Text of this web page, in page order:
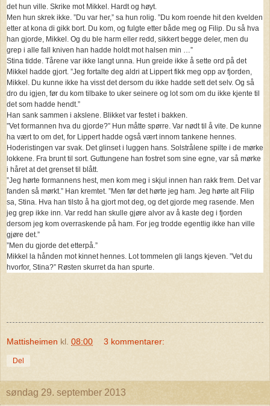
det hun ville. Skrike mot Mikkel. Hardt og høyt.
Men hun skrek ikke. ”Du var her,” sa hun rolig. ”Du kom roende hit den kvelden
etter at kona di gikk bort. Du kom, og fulgte etter både meg og Filip. Du så hva
han gjorde, Mikkel. Og du ble harm eller redd, sikkert begge deler, men du
grep i alle fall kniven han hadde holdt mot halsen min …”
Stina tidde. Tårene var ikke langt unna. Hun greide ikke å sette ord på det
Mikkel hadde gjort. ”Jeg fortalte deg aldri at Lippert fikk meg opp av fjorden,
Mikkel. Du kunne ikke ha visst det dersom du ikke hadde sett det selv. Og så
dro du igjen, før du kom tilbake to uker seinere og lot som om du ikke kjente til
det som hadde hendt.”
Han sank sammen i akslene. Blikket var festet i bakken.
”Vet formannen hva du gjorde?” Hun måtte spørre. Var nødt til å vite. De kunne
ha vært to om det, for Lippert hadde også vært innom tankene hennes.
Hoderistingen var svak. Det glinset i luggen hans. Solstrålene spilte i de mørke
lokkene. Fra brunt til sort. Guttungene han fostret som sine egne, var så mørke
i håret at det grenset til blått.
”Jeg hørte formannens hest, men kom meg i skjul innen han rakk frem. Det var
fanden så mørkt.” Han kremtet. ”Men før det hørte jeg ham. Jeg hørte alt Filip
sa, Stina. Hva han tilsto å ha gjort mot deg, og det gjorde meg rasende. Men
jeg grep ikke inn. Var redd han skulle gjøre alvor av å kaste deg i fjorden
dersom jeg kom overraskende på ham. For jeg trodde egentlig ikke han ville
gjøre det.”
”Men du gjorde det etterpå.”
Mikkel la hånden mot kinnet hennes. Lot tommelen gli langs kjeven. ”Vet du
hvorfor, Stina?” Røsten skurret da han spurte.
Mattisheimen kl. 08:00 3 kommentarer:
Del
søndag 29. september 2013